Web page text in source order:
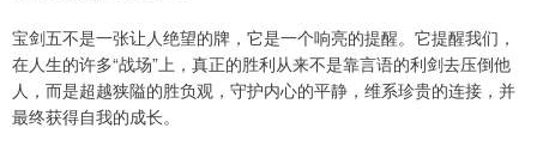
宝剑五不是一张让人绝望的牌，它是一个响亮的提醒。它提醒我们，
在人生的许多“战场”上，真正的胜利从来不是靠言语的利剑去压倒他
人，而是超越狭隘的胜负观，守护内心的平静，维系珍贵的连接，并
最终获得自我的成长。